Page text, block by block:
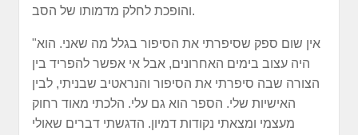
והופכת לחלק מדמותו של הסב.
"אין שום ספק שסיפרתי את הסיפור בגלל מה שאני. הוא
היה עצוב בימים האחרונים, אבל אי אפשר להפריד בין
הצורה שבה סיפרתי את הסיפור והנראטיב שבניתי, לבין
האישיות שלי. הספר הוא גם עלי. הלכתי מאוד רחוק
מעצמי ומצאתי נקודות דמיון. הדגשתי דברים שאולי